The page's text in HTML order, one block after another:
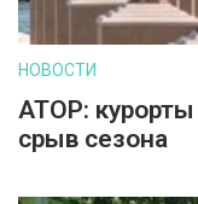
НОВОСТИ
АТОР:
срыв сезона